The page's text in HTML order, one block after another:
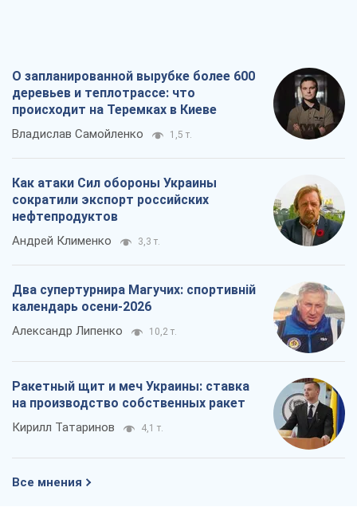
О запланированной вырубке более 600
деревьев и теплотрассе: что
происходит на Теремках в Киеве
Владислав Самойленко 1,5 т.
Как атаки Сил обороны Украины
сократили экспорт российских
нефтепродуктов
Андрей Клименко 3,3 т.
Два супертурнира Магучих: спортивній
календарь осени-2026
Александр Липенко 10,2 т.
Ракетный щит и меч Украины: ставка
на производство собственных ракет
Кирилл Татаринов 4,1 т.
Все мнения